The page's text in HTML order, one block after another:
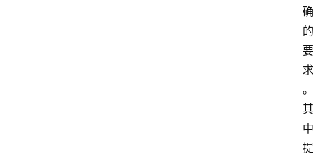
确
的
要
求
。
其
中
提